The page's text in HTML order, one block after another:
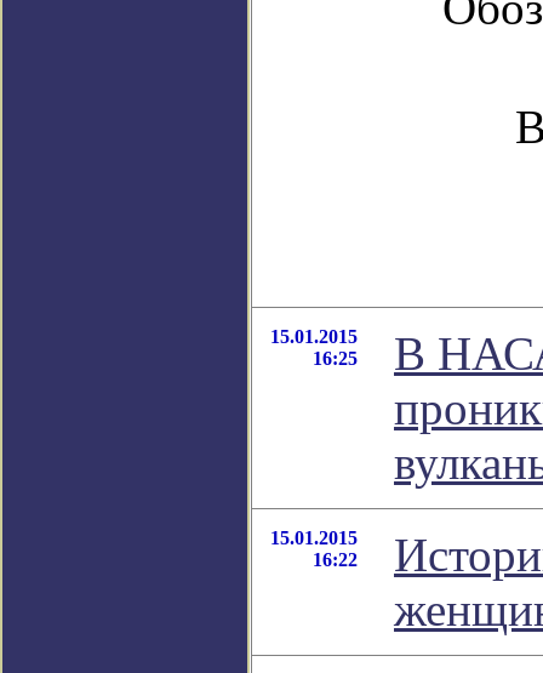
15.01.2015
16:25
В
15.01.2015
16:22